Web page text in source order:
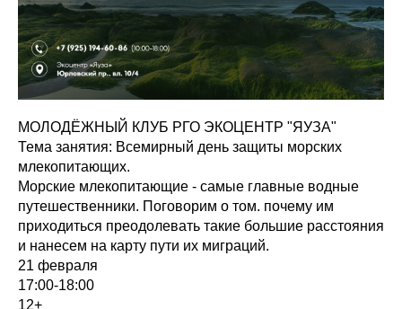
МОЛОДЁЖНЫЙ КЛУБ РГО ЭКОЦЕНТР "ЯУЗА"
Тема занятия: Всемирный день защиты морских
млекопитающих.
Морские млекопитающие - самые главные водные
путешественники. Поговорим о том. почему им
приходиться преодолевать такие большие расстояния
и нанесем на карту пути их миграций.
21 февраля
17:00-18:00
12+